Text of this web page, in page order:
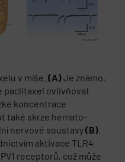
v míše. (A)Je známo,
paclitaxel ovlivňovat
koncentrace
také skrze hemato-
nervové soustavy(B)
aktivace TLR4
receptorů, což může